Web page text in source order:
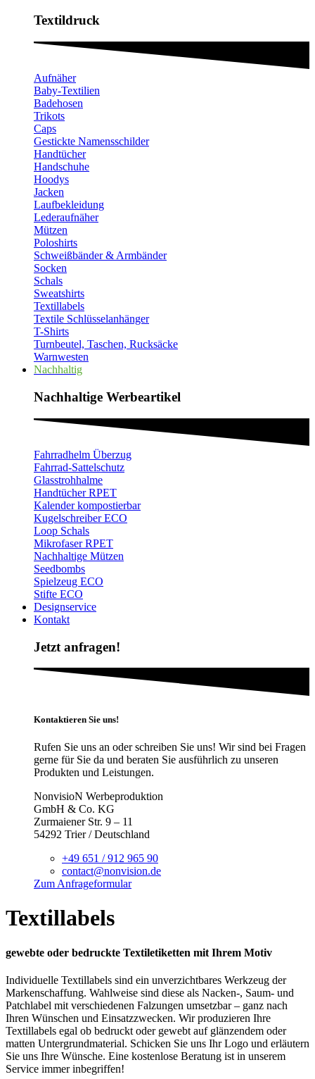
Textildruck​
Aufnäher
Baby-Textilien
Badehosen
Trikots
Caps
Gestickte Namensschilder
Handtücher
Handschuhe
Hoodys
Jacken
Laufbekleidung
Lederaufnäher
Mützen
Poloshirts
Schweißbänder & Armbänder
Socken
Schals
Sweatshirts
Textillabels
Textile Schlüsselanhänger
T-Shirts
Turnbeutel, Taschen, Rucksäcke
Warnwesten
Nachhaltig
Nachhaltige Werbeartikel​
Fahrradhelm Überzug
Fahrrad-Sattelschutz
Glasstrohhalme
Handtücher RPET
Kalender kompostierbar
Kugelschreiber ECO
Loop Schals
Mikrofaser RPET
Nachhaltige Mützen
Seedbombs
Spielzeug ECO
Stifte ECO
Designservice
Kontakt
Jetzt anfragen!
Kontaktieren Sie uns!
Rufen Sie uns an oder schreiben Sie uns! Wir sind bei Fragen
gerne für Sie da und beraten Sie ausführlich zu unseren
Produkten und Leistungen.
NonvisioN Werbeproduktion
GmbH & Co. KG
Zurmaiener Str. 9 – 11
54292 Trier / Deutschland
+49 651 / 912 965 90
contact@nonvision.de
Zum Anfrageformular
Textillabels
gewebte oder bedruckte Textiletiketten mit Ihrem Motiv
Individuelle Textillabels sind ein unverzichtbares Werkzeug der
Markenschaffung. Wahlweise sind diese als Nacken-, Saum- und
Patchlabel mit verschiedenen Falzungen umsetzbar – ganz nach
Ihren Wünschen und Einsatzzwecken. Wir produzieren Ihre
Textillabels egal ob bedruckt oder gewebt auf glänzendem oder
matten Untergrundmaterial. Schicken Sie uns Ihr Logo und erläutern
Sie uns Ihre Wünsche. Eine kostenlose Beratung ist in unserem
Service immer inbegriffen!